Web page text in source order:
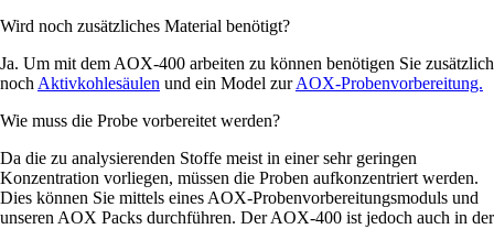
Wird noch zusätzliches Material benötigt?
Ja. Um mit dem AOX-400 arbeiten zu können benötigen Sie zusätzlich
noch Aktivkohlesäulen und ein Model zurAOX-Probenvorbereitung.
Wie muss die Probe vorbereitet werden?
Da die zu analysierenden Stoffe meist in einer sehr geringen
Konzentration vorliegen, müssen die Proben aufkonzentriert werden.
Dies können Sie mittels eines AOX-Probenvorbereitungsmoduls und
unseren AOX Packs durchführen. Der AOX-400 ist jedoch auch in der